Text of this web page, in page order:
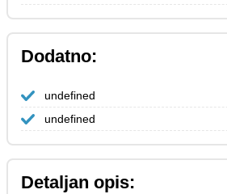
Dodatno:
undefined
undefined
Detaljan opis: